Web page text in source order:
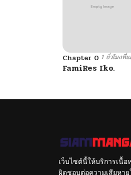
Chapter 0 1 ชั่วโมงที่
FamiRes Iko.
เว็บไซต์นี้ให้บริการเนื้
ผิดชอบต่อความเสียหา